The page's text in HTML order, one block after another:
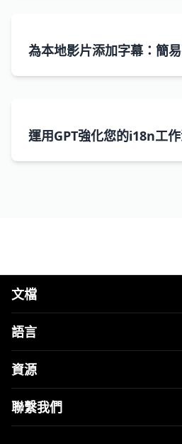
為本地影片添加字幕：簡
運用GPT強化您的i18n工
文檔
語言
資源
聯繫我們